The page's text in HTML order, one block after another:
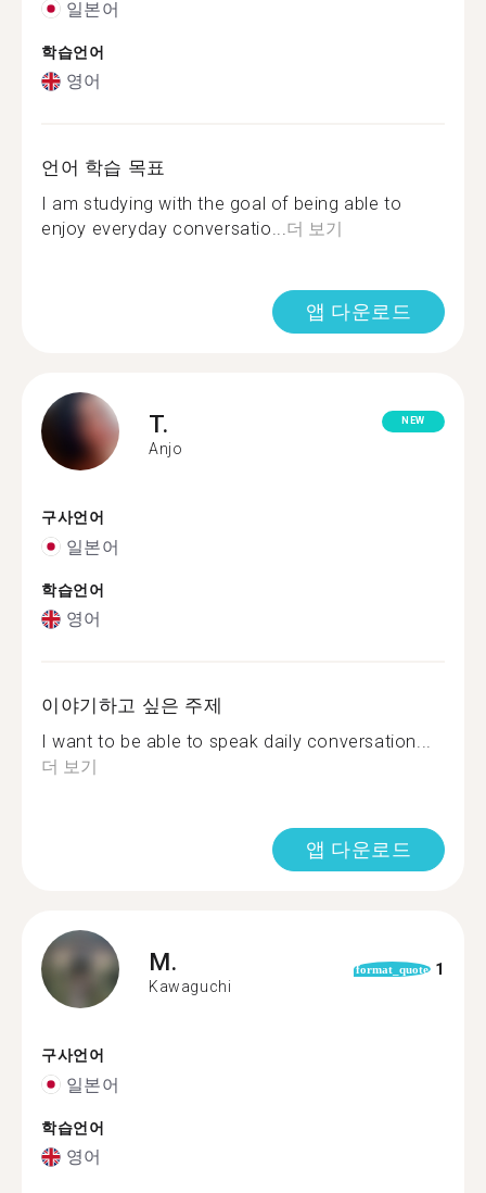
일본어
학습언어
영어
언어 학습 목표
I am studying with the goal of being able to
enjoy everyday conversatio...더 보기
앱 다운로드
T.
Anjo
NEW
구사언어
일본어
학습언어
영어
이야기하고 싶은 주제
I want to be able to speak daily conversation...
더 보기
앱 다운로드
M.
Kawaguchi
format_quote 1
구사언어
일본어
학습언어
영어